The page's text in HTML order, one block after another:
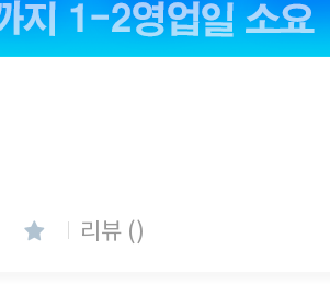
리뷰 ()